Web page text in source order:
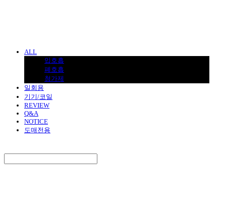
ALL
입호흡
폐호흡
첨가제
일회용
기기/코일
REVIEW
Q&A
NOTICE
도매전용